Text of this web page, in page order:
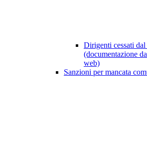
Dirigenti cessati
(documentazione
web)
Sanzioni per mancata